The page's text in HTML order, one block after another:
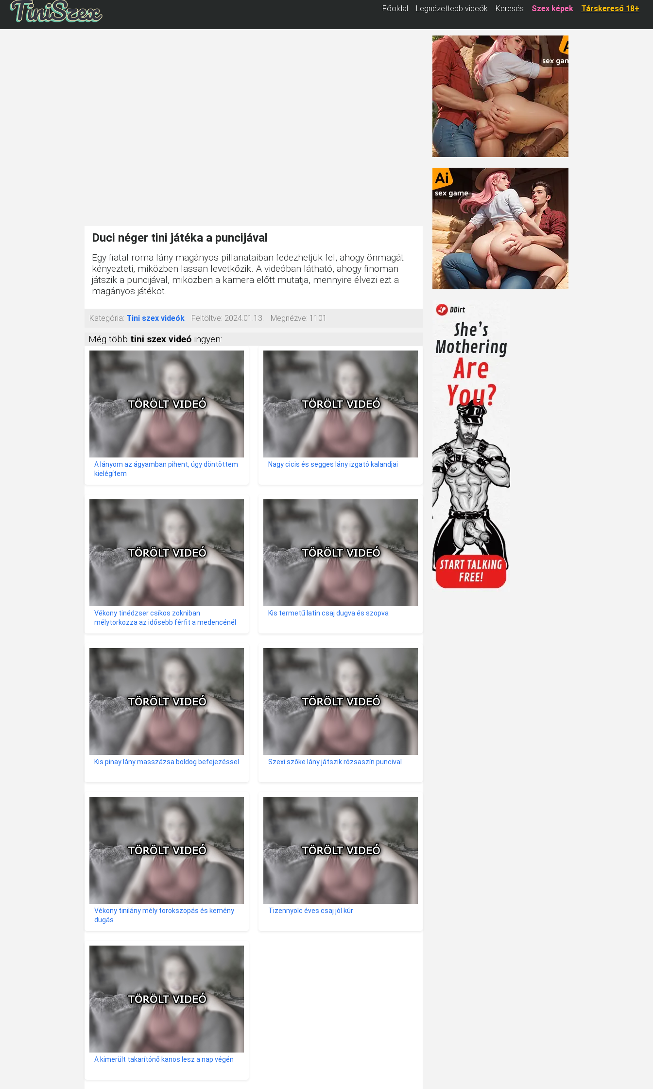
Főoldal Legnézettebb videók Keresés Szex képek Társkereső 18+
Duci néger tini játéka a puncijával
Egy fiatal roma lány magányos pillanataiban fedezhetjük fel, ahogy önmagát
kényezteti, miközben lassan levetkőzik. A videóban látható, ahogy finoman
játszik a puncijával, miközben a kamera előtt mutatja, mennyire élvezi ezt a
magányos játékot.
Kategória: Tini szex videók Feltöltve: 2024.01.13. Megnézve: 1101
Még több tini szex videó ingyen:
A lányom az ágyamban pihent, úgy döntöttem
kielégítem
Nagy cicis és segges lány izgató kalandjai
Vékony tinédzser csíkos zokniban
mélytorkozza az idősebb férfit a medencénél
Kis termetű latin csaj dugva és szopva
Kis pinay lány masszázsa boldog befejezéssel Szexi szőke lány játszik rózsaszín puncival
Vékony tinilány mély torokszopás és kemény
dugás
Tizennyolc éves csaj jól kúr
A kimerült takarítónő kanos lesz a nap végén